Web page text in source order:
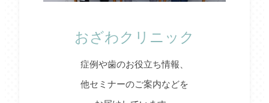
おざわクリニック
症例や歯のお役立ち情報、
他セミナーのご案内などを